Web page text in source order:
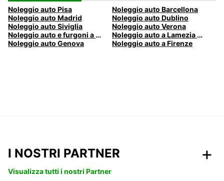
Noleggio auto Pisa
Noleggio auto Barcellona
Noleggio auto Madrid
Noleggio auto Dublino
Noleggio auto Siviglia
Noleggio auto Verona
Noleggio auto e furgoni a Pescara
Noleggio auto a Lamezia Terme, Italia
Noleggio auto Genova
Noleggio auto a Firenze
I NOSTRI PARTNER
Visualizza tutti i nostri Partner